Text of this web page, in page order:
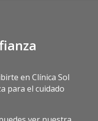
en Clínica Sol
para el cuidado